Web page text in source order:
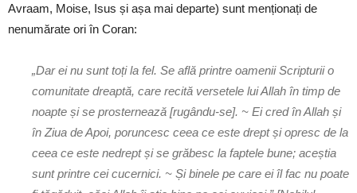
Avraam, Moise, Isus și așa mai departe) sunt menționați de
nenumărate ori în Coran:
„Dar ei nu sunt toți la fel. Se află printre oamenii Scripturii o
comunitate dreaptă, care recită versetele lui Allah în timp de
noapte și se prosternează [rugându-se]. ~ Ei cred în Allah și
în Ziua de Apoi, poruncesc ceea ce este drept și opresc de la
ceea ce este nedrept și se grăbesc la faptele bune; aceștia
sunt printre cei cucernici. ~ Și binele pe care ei îl fac nu poate